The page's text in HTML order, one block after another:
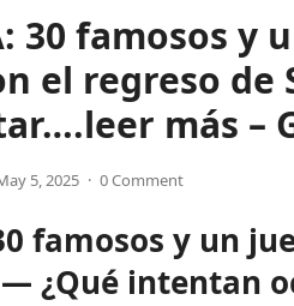
30 famosos y
el regreso de
más –
5, 2025 · 0 Comment
famosos y un
— ¿Qué intentan